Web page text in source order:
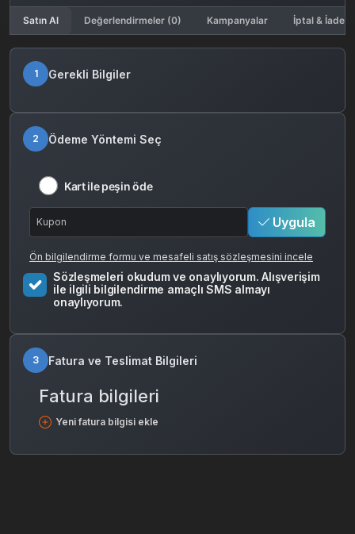
Satın Al Değerlendirmeler (0) Kampanyalar İptal & İade
1 Gerekli Bilgiler
2 Ödeme Yöntemi Seç
Kart ile peşin öde
Uygula
Ön bilgilendirme formu ve mesafeli satış sözleşmesini incele
Sözleşmeleri okudum ve onaylıyorum. Alışverişim
ile ilgili bilgilendirme amaçlı SMS almayı
onaylıyorum.
3 Fatura ve Teslimat Bilgileri
Fatura bilgileri
Yeni fatura bilgisi ekle